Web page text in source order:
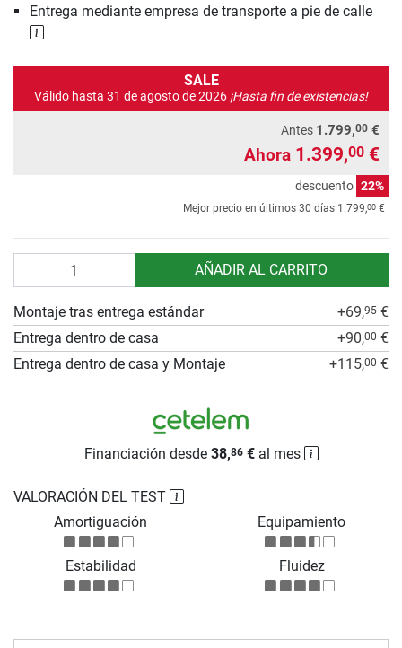
Entrega mediante empresa de transporte a pie de calle
SALE
Válido hasta 31 de agosto de 2026 ¡Hasta fin de existencias!
Antes 1.799,00 €
Ahora 1.399,00 €
descuento 22%
Mejor precio en últimos 30 días 1.799,00 €
AÑADIR AL CARRITO
VALORACIÓN DEL TEST
Amortiguación
Equipamiento
Estabilidad Fluidez
Montaje tras entrega estándar +69,95 €
Entrega dentro de casa
+90,00 €
Entrega dentro de casa y Montaje
+115,00 €
Financiación desde 38,86€al mes